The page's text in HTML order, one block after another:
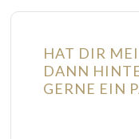
HAT DIR
DANN
GERNE EIN